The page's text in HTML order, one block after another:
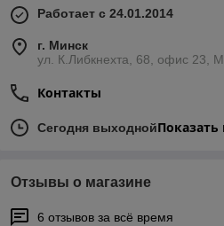
Работает с 24.01.2014
г. Минск
ул. К.Либкнехта, 68, офис 23,
Контакты
Сегодня выходнойПоказать
Отзывы о магазине
6 отзывов за всё время